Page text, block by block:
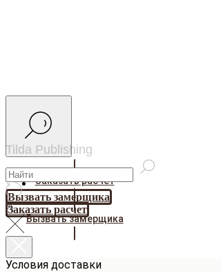
Вызвать замерщика
Заказать расчет
Tilda Publishing
Заказать расчет
Вызвать замерщика
Условия доставки